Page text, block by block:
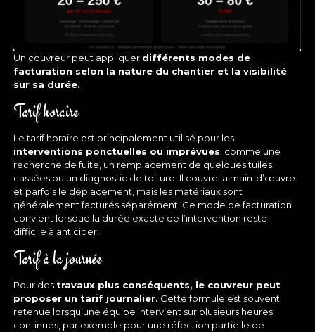
Un couvreur peut appliquer différents modes de
facturation selon la nature du chantier et la visibilité
sur sa durée.
Tarif horaire
Le tarif horaire est principalement utilisé pour les
interventions ponctuelles ou imprévues , comme une
recherche de fuite, un remplacement de quelques tuiles
cassées ou un diagnostic de toiture. Il couvre la main-d’œuvre
et parfois le déplacement, mais les matériaux sont
généralement facturés séparément. Ce mode de facturation
convient lorsque la durée exacte de l’intervention reste
difficile à anticiper.
Tarif à la journée
Pour des travaux plus conséquents, le couvreur peut
proposer un tarif journalier. Cette formule est souvent
retenue lorsqu’une équipe intervient sur plusieurs heures
continues, par exemple pour une réfection partielle de